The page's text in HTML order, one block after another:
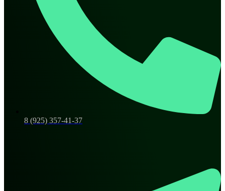
8 (925) 357-41-37